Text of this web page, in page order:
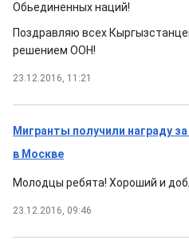
Обьединенных наций!
Поздравляю всех
решением ООН!
23.12.2016, 11:21
Мигранты получили награду
в Москве
Молодцы ребята! Хороший и
23.12.2016, 09:46